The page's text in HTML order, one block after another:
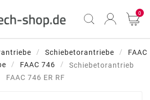
0
Schiebetorantriebe
FAAC
FAAC 746
Schiebetorantrieb
FAAC 746 ER RF